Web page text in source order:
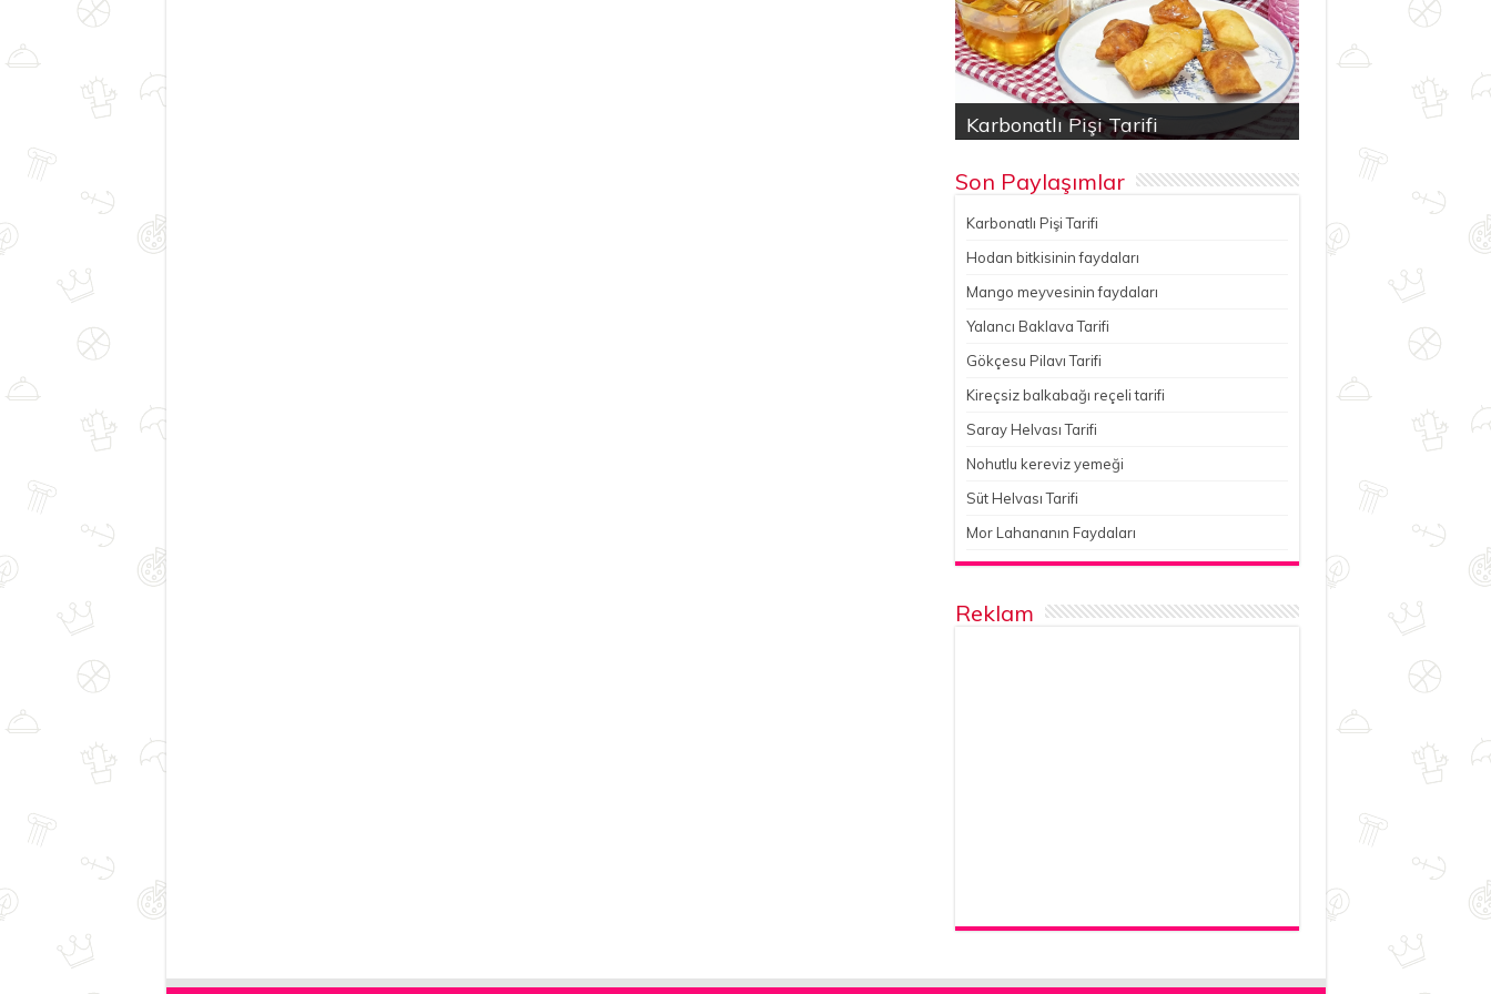
Karbonatlı Pişi Tarifi
Hodan bitkisinin faydaları
Yalancı Baklava Tarifi
Gökçesu Pilavı Tarifi
Nohutlu kereviz yemeği
Son Paylaşımlar
Karbonatlı Pişi Tarifi
Hodan bitkisinin faydaları
Mango meyvesinin faydaları
Yalancı Baklava Tarifi
Gökçesu Pilavı Tarifi
Kireçsiz balkabağı reçeli tarifi
Saray Helvası Tarifi
Nohutlu kereviz yemeği
Süt Helvası Tarifi
Mor Lahananın Faydaları
Reklam